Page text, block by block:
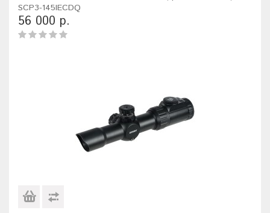
SCP3-145IECDQ
56 000 р.